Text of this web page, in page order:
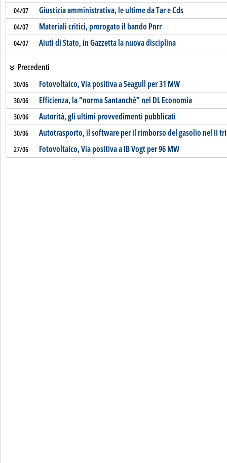
04/07 Giustizia amministrativa, le ultime da Tar e Cds
04/07 Materiali critici, prorogato il bando Pnrr
04/07 Aiuti di Stato, in Gazzetta la nuova disciplina
Precedenti
30/06 Fotovoltaico, Via positiva a Seagull per 31 MW
30/06 Efficienza, la “norma Santanchè” nel DL Economia
30/06 Autorità, gli ultimi provvedimenti pubblicati
30/06 Autotrasporto, il software per il rimborso del gasolio nel II
27/06 Fotovoltaico, Via positiva a IB Vogt per 96 MW